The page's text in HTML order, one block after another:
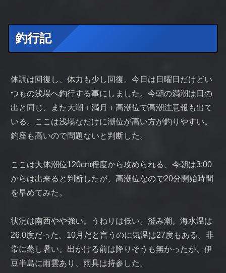
釣行記
体調は回復し、体力も少し回復。今日は日曜日だけどい
つもの浅場へ釣行する事にしました。今朝の満潮は日の
出と同じ、また大潮＋満月＋高潮位で高潮注意報も出て
いる。ここは浅場なだけに潮位が高い方が釣りやすい。
釣座も高いので問題ないと判断した。
ここは大体潮位120cm程度から攻められる、今朝は3:00
からは出来ると判断したが、高潮位なので20分開始時間
を早めてみた。
状況は南西やや強い。うねりは低い。澄み潮。海水温は
26.0度だった。10月だと言うのに気温は27度もある。非
常に蒸し暑い。出かける前は降りそうも無かったが、伊
豆半島に雨雲あり、雨具は持参した。